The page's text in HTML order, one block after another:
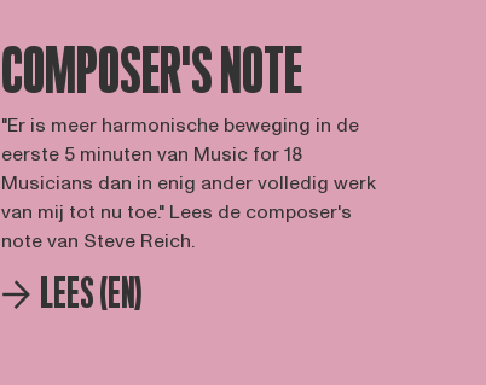
COMPOSER'S NOTE
"Er is meer harmonische beweging in de
eerste 5 minuten van Music for 18
Musicians dan in enig ander volledig werk
van mij tot nu toe." Lees de composer's
note van Steve Reich.
LEES (EN)